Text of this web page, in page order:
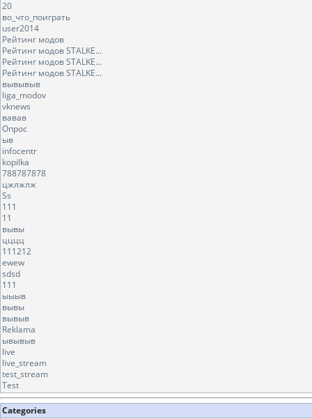
20
во_что_поиграть
user2014
Рейтинг модов
Рейтинг модов STALKE...
Рейтинг модов STALKE...
Рейтинг модов STALKE...
вывывыв
liga_modov
vknews
вавав
Опрос
ыв
infocentr
kopilka
788787878
цжлжлж
Ss
111
11
вывы
цццц
111212
ewew
sdsd
111
ыыыв
вывы
вывыв
Reklama
ывывыв
live
live_stream
test_stream
Test
Categories